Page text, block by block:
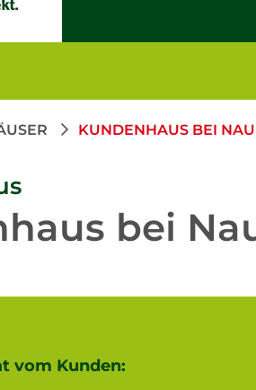
KUNDENHAUS BEI
bei
vom Kunden: